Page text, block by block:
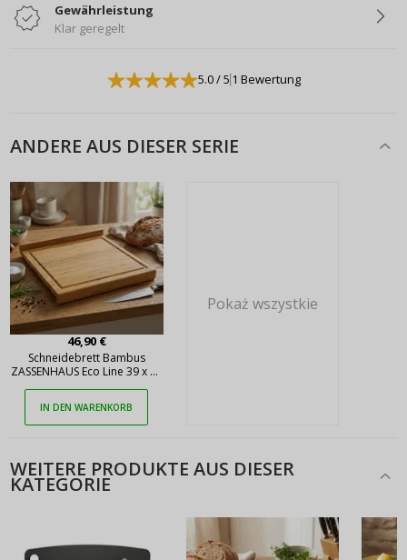
Gewährleistung
Klar geregelt
5.0/ 51 Bewertung
ANDERE AUS DIESER SERIE
46,90 €
Schneidebrett Bambus
ZASSENHAUS Eco Line 39 x 39
IN DEN WARENKORB
Pokaż wszystkie
WEITERE PRODUKTE AUS DIESER
KATEGORIE